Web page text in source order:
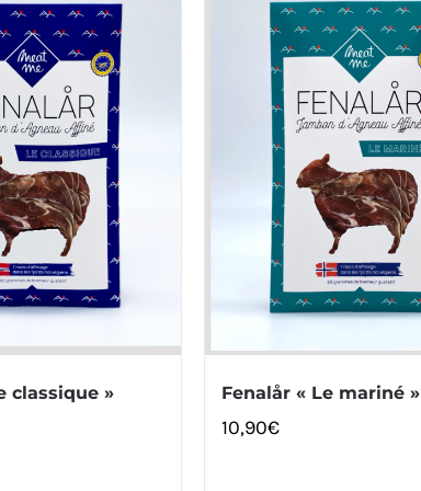
classique » Fenalår « Le mariné »
10,90€